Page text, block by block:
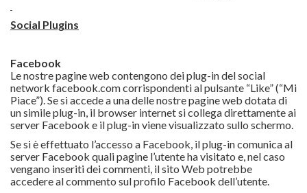
Social Plugins
Facebook
Le nostre pagine web contengono dei plug-in del social
network facebook.com corrispondenti al pulsante “Like” (“Mi
Piace”). Se si accede a una delle nostre pagine web dotata di
un simile plug-in, il browser internet si collega direttamente ai
server Facebook e il plug-in viene visualizzato sullo schermo.
Se si è effettuato l’accesso a Facebook, il plug-in comunica al
server Facebook quali pagine l’utente ha visitato e, nel caso
vengano inseriti dei commenti, il sito Web potrebbe
accedere al commento sul profilo Facebook dell’utente.